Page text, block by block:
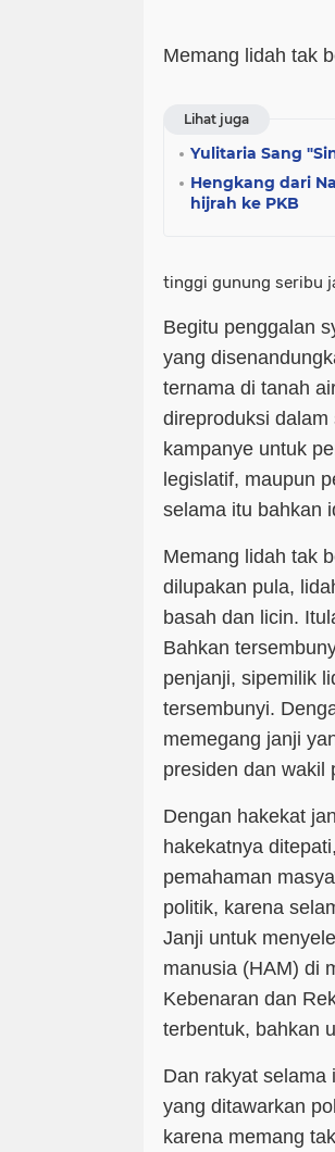
Memang lidah tak
Lihat juga
Yulitaria Sang
Hengkang dari
hijrah ke PKB
tinggi gunung seribu
Begitu penggalan
yang
ternama di tanah
direproduksi
kampanye untuk
legislatif, maupun
selama itu bahkan
Memang lidah tak
dilupakan pula,
basah dan licin.
Bahkan
penjanji, sipemilik
tersembunyi.
memegang janji
presiden dan wakil
Dengan hakekat
hakekatnya
pemahaman
politik, karena
Janji untuk
manusia (HAM) di
Kebenaran dan
terbentuk, bahkan
Dan rakyat selama
yang ditawarkan
karena memang